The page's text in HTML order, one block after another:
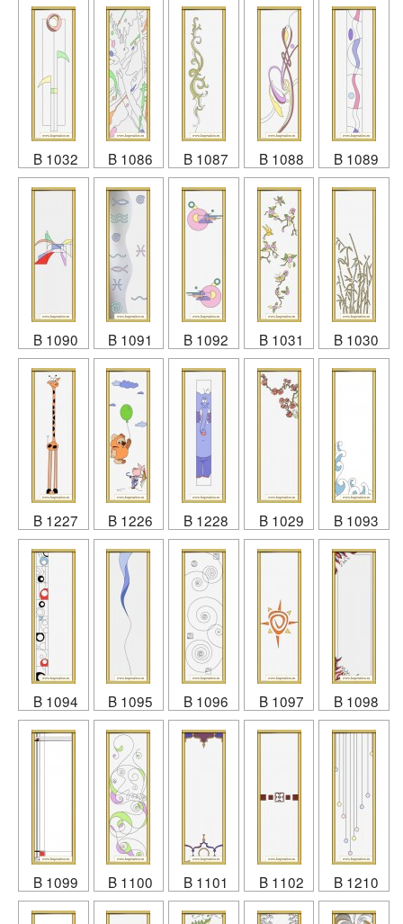
B 1032 B 1086 B 1087 B 1088 B 1089
B 1090 B 1091 B 1092 B 1031 B 1030
B 1227 B 1226 B 1228 B 1029 B 1093
B 1094 B 1095 B 1096 B 1097 B 1098
B 1099 B 1100 B 1101 B 1102 B 1210